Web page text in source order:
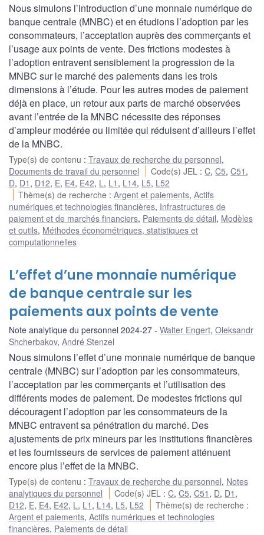
Nous simulons l’introduction d’une monnaie numérique de
banque centrale (MNBC) et en étudions l’adoption par les
consommateurs, l’acceptation auprès des commerçants et
l’usage aux points de vente. Des frictions modestes à
l’adoption entravent sensiblement la progression de la
MNBC sur le marché des paiements dans les trois
dimensions à l’étude. Pour les autres modes de paiement
déjà en place, un retour aux parts de marché observées
avant l’entrée de la MNBC nécessite des réponses
d’ampleur modérée ou limitée qui réduisent d’ailleurs l’effet
de la MNBC.
Type(s) de contenu : Travaux de recherche du personnel,
Documents de travail du personnel
Code(s) JEL :C,C5,C51 ,
D, D1 , D12, E, E4, E42, L , L1 , L14, L5, L52
Thème(s) de recherche :Argent et paiements,Actifs
numériques et technologies financières, Infrastructures de
paiement et de marchés financiers, Paiements de détail, Modèles
et outils, Méthodes économétriques, statistiques et
computationnelles
L’effet d’une monnaie numérique
de banque centrale sur les
paiements aux points de vente
Note analytique du personnel 2024-27 Walter Engert, Oleksandr
Shcherbakov, André Stenzel
Nous simulons l’effet d’une monnaie numérique de banque
centrale (MNBC) sur l’adoption par les consommateurs,
l’acceptation par les commerçants et l’utilisation des
différents modes de paiement. De modestes frictions qui
découragent l’adoption par les consommateurs de la
MNBC entravent sa pénétration du marché. Des
ajustements de prix mineurs par les institutions financières
et les fournisseurs de services de paiement atténuent
encore plus l’effet de la MNBC.
Type(s) de contenu : Travaux de recherche du personnel, Notes
analytiques du personnel
Code(s) JEL :C,C5,C51 , D, D1 ,
D12, E, E4, E42, L , L1 , L14, L5, L52 Thème(s) de recherche :
Argent et paiements, Actifs numériques et technologies
financières, Paiements de détail